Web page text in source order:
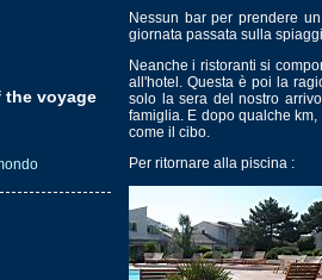
the voyage
Nessun bar per prendere
giornata passata sulla
Neanche i ristoranti si
all'hotel. Questa è poi la
solo la sera del nostro
famiglia. E dopo qualche
come il cibo.
Per ritornare alla piscina :